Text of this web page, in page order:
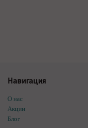
Навигация
О нас
Акции
Блог